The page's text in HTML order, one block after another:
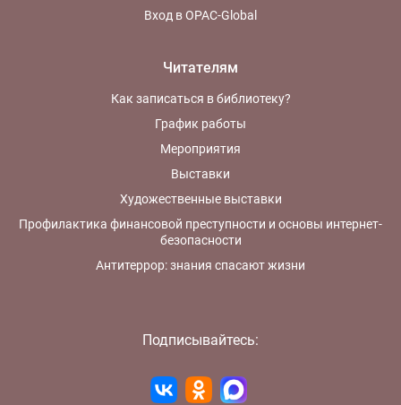
Вход в OPAC-Global
Читателям
Как записаться в библиотеку?
График работы
Мероприятия
Выставки
Художественные выставки
Профилактика финансовой преступности и основы интернет-
безопасности
Антитеррор: знания спасают жизни
Подписывайтесь: